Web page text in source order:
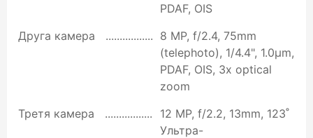
PDAF, OIS
Друга камера
8 MP, f/2.4, 75mm
(telephoto), 1/4.4", 1.0µm,
PDAF, OIS, 3x optical
zoom
Третя камера
12 MP, f/2.2, 13mm, 123˚
Ультра-